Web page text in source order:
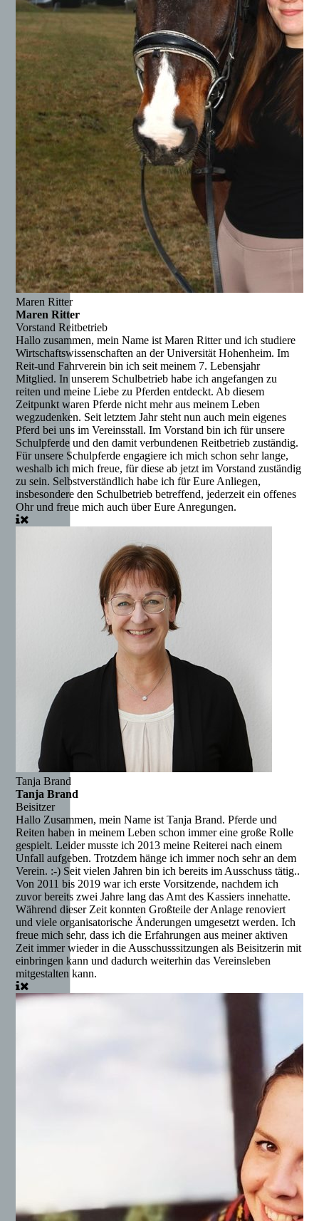
Maren Ritter
Maren Ritter
Vorstand Reitbetrieb
Hallo zusammen, mein Name ist Maren Ritter und ich studiere
Wirtschaftswissenschaften an der Universität Hohenheim. Im
Reit-und Fahrverein bin ich seit meinem 7. Lebensjahr
Mitglied. In unserem Schulbetrieb habe ich angefangen zu
reiten und meine Liebe zu Pferden entdeckt. Ab diesem
Zeitpunkt waren Pferde nicht mehr aus meinem Leben
wegzudenken. Seit letztem Jahr steht nun auch mein eigenes
Pferd bei uns im Vereinsstall. Im Vorstand bin ich für unsere
Schulpferde und den damit verbundenen Reitbetrieb zuständig.
Für unsere Schulpferde engagiere ich mich schon sehr lange,
weshalb ich mich freue, für diese ab jetzt im Vorstand zuständig
zu sein. Selbstverständlich habe ich für Eure Anliegen,
insbesondere den Schulbetrieb betreffend, jederzeit ein offenes
Ohr und freue mich auch über Eure Anregungen.
Tanja Brand
Tanja Brand
Beisitzer
Hallo Zusammen, mein Name ist Tanja Brand. Pferde und
Reiten haben in meinem Leben schon immer eine große Rolle
gespielt. Leider musste ich 2013 meine Reiterei nach einem
Unfall aufgeben. Trotzdem hänge ich immer noch sehr an dem
Verein. :-) Seit vielen Jahren bin ich bereits im Ausschuss tätig..
Von 2011 bis 2019 war ich erste Vorsitzende, nachdem ich
zuvor bereits zwei Jahre lang das Amt des Kassiers innehatte.
Während dieser Zeit konnten Großteile der Anlage renoviert
und viele organisatorische Änderungen umgesetzt werden. Ich
freue mich sehr, dass ich die Erfahrungen aus meiner aktiven
Zeit immer wieder in die Ausschusssitzungen als Beisitzerin mit
einbringen kann und dadurch weiterhin das Vereinsleben
mitgestalten kann.